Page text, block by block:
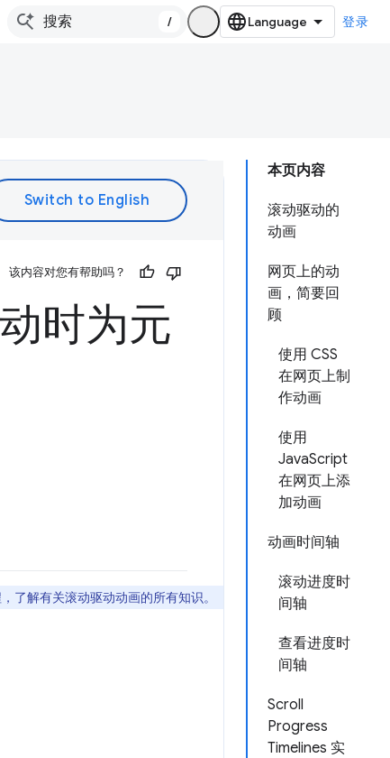
/ 登录
本页内容
滚动驱动的
动画
网页上的动
画，简要回
顾
使用 CSS
在网页上制
作动画
使用
JavaScript
在网页上添
加动画
动画时间轴
滚动进度时
间轴
查看进度时
间轴
Scroll
Progress
Timelines 实
该内容对您有帮助吗？
时为元
了解有关滚动驱动动画的所有知识。